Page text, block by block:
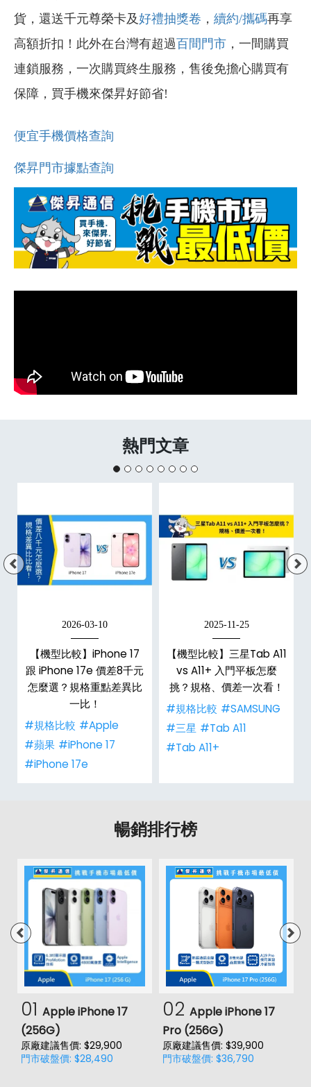
貨，還送千元尊榮卡及好禮抽獎卷 ， 續約/攜碼再享
高額折扣！此外在台灣有超過百間門市 ，一間購買
連鎖服務，一次購買終生服務，售後免擔心購買有
保障，買手機來傑昇好節省!
便宜手機價格查詢
傑昇門市據點查詢
熱門文章
2026-03-10
【機型比較】iPhone 17
跟 iPhone 17e 價差8千元
怎麼選？規格重點差異比
一比！
#規格比較 #Apple
#蘋果 #iPhone 17
#iPhone 17e
2025-11-25
【機型比較】三星Tab A11
vs A11+ 入門平板怎麼
挑？規格、價差一次看！
#規格比較 #SAMSUNG
#三星 #Tab A11
#Tab A11+
暢銷排行榜
01 Apple iPhone 17
(256G)
原廠建議售價: $29,900
門市破盤價: $28,490
02 Apple iPhone 17
Pro (256G)
原廠建議售價: $39,900
門市破盤價: $36,790